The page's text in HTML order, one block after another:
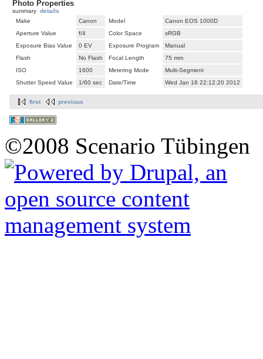
Photo Properties
summary details
Make
Canon Model
Canon EOS 1000D
Aperture Value
f/4 Color Space
sRGB
Exposure Bias Value
0 EV Exposure Program
Manual
Flash
No Flash Focal Length
75 mm
ISO
1600 Metering Mode
Multi-Segment
Shutter Speed Value
1/60 sec Date/Time Wed Jan 18 22:12:20 2012
first previous
©2008 Scenario Tübingen